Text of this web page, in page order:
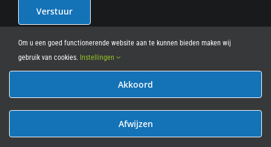
Verstuur
© 2012 - 2026• Leasy Bike • All Rights Reserved • powered
Om u een goed functionerende website aan te kunnen bieden maken wij
gebruik van cookies. Instellingen
Akkoord
Afwijzen